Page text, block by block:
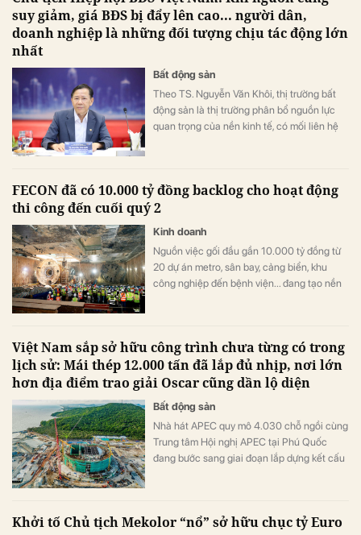
suy giảm, giá BĐS bị đẩy lên cao... người dân,
doanh nghiệp là những đối tượng chịu tác động lớn
nhất
Bất động sản
Theo TS. Nguyễn Văn Khôi, thị trường bất
động sản là thị trường phân bổ nguồn lực
quan trọng của nền kinh tế, có mối liên hệ
FECON đã có 10.000 tỷ đồng backlog cho hoạt động
thi công đến cuối quý 2
Kinh doanh
Nguồn việc gối đầu gần 10.000 tỷ đồng từ
20 dự án metro, sân bay, cảng biển, khu
công nghiệp đến bệnh viện... đang tạo nền
Việt Nam sắp sở hữu công trình chưa từng có trong
lịch sử: Mái thép 12.000 tấn đã lắp đủ nhịp, nơi lớn
hơn địa điểm trao giải Oscar cũng dần lộ diện
Bất động sản
Nhà hát APEC quy mô 4.030 chỗ ngồi cùng
Trung tâm Hội nghị APEC tại Phú Quốc
đang bước sang giai đoạn lắp dựng kết cấu
Khởi tố Chủ tịch Mekolor “nổ” sở hữu chục tỷ Euro